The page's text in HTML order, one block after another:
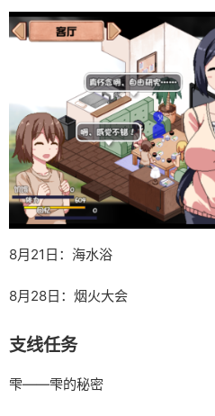
8月21日：海水浴
8月28日：烟火大会
支线任务
雫——雫的秘密